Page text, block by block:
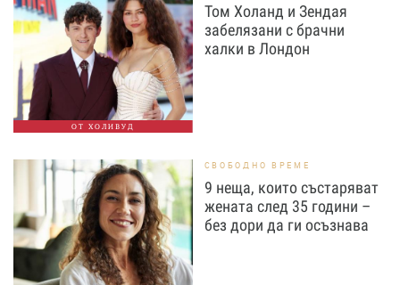
ОТ ХОЛИВУД
Том Холанд и Зендая
забелязани с брачни
халки в Лондон
СВОБОДНО ВРЕМЕ
9 неща, които състаряват
жената след 35 години –
без дори да ги осъзнава